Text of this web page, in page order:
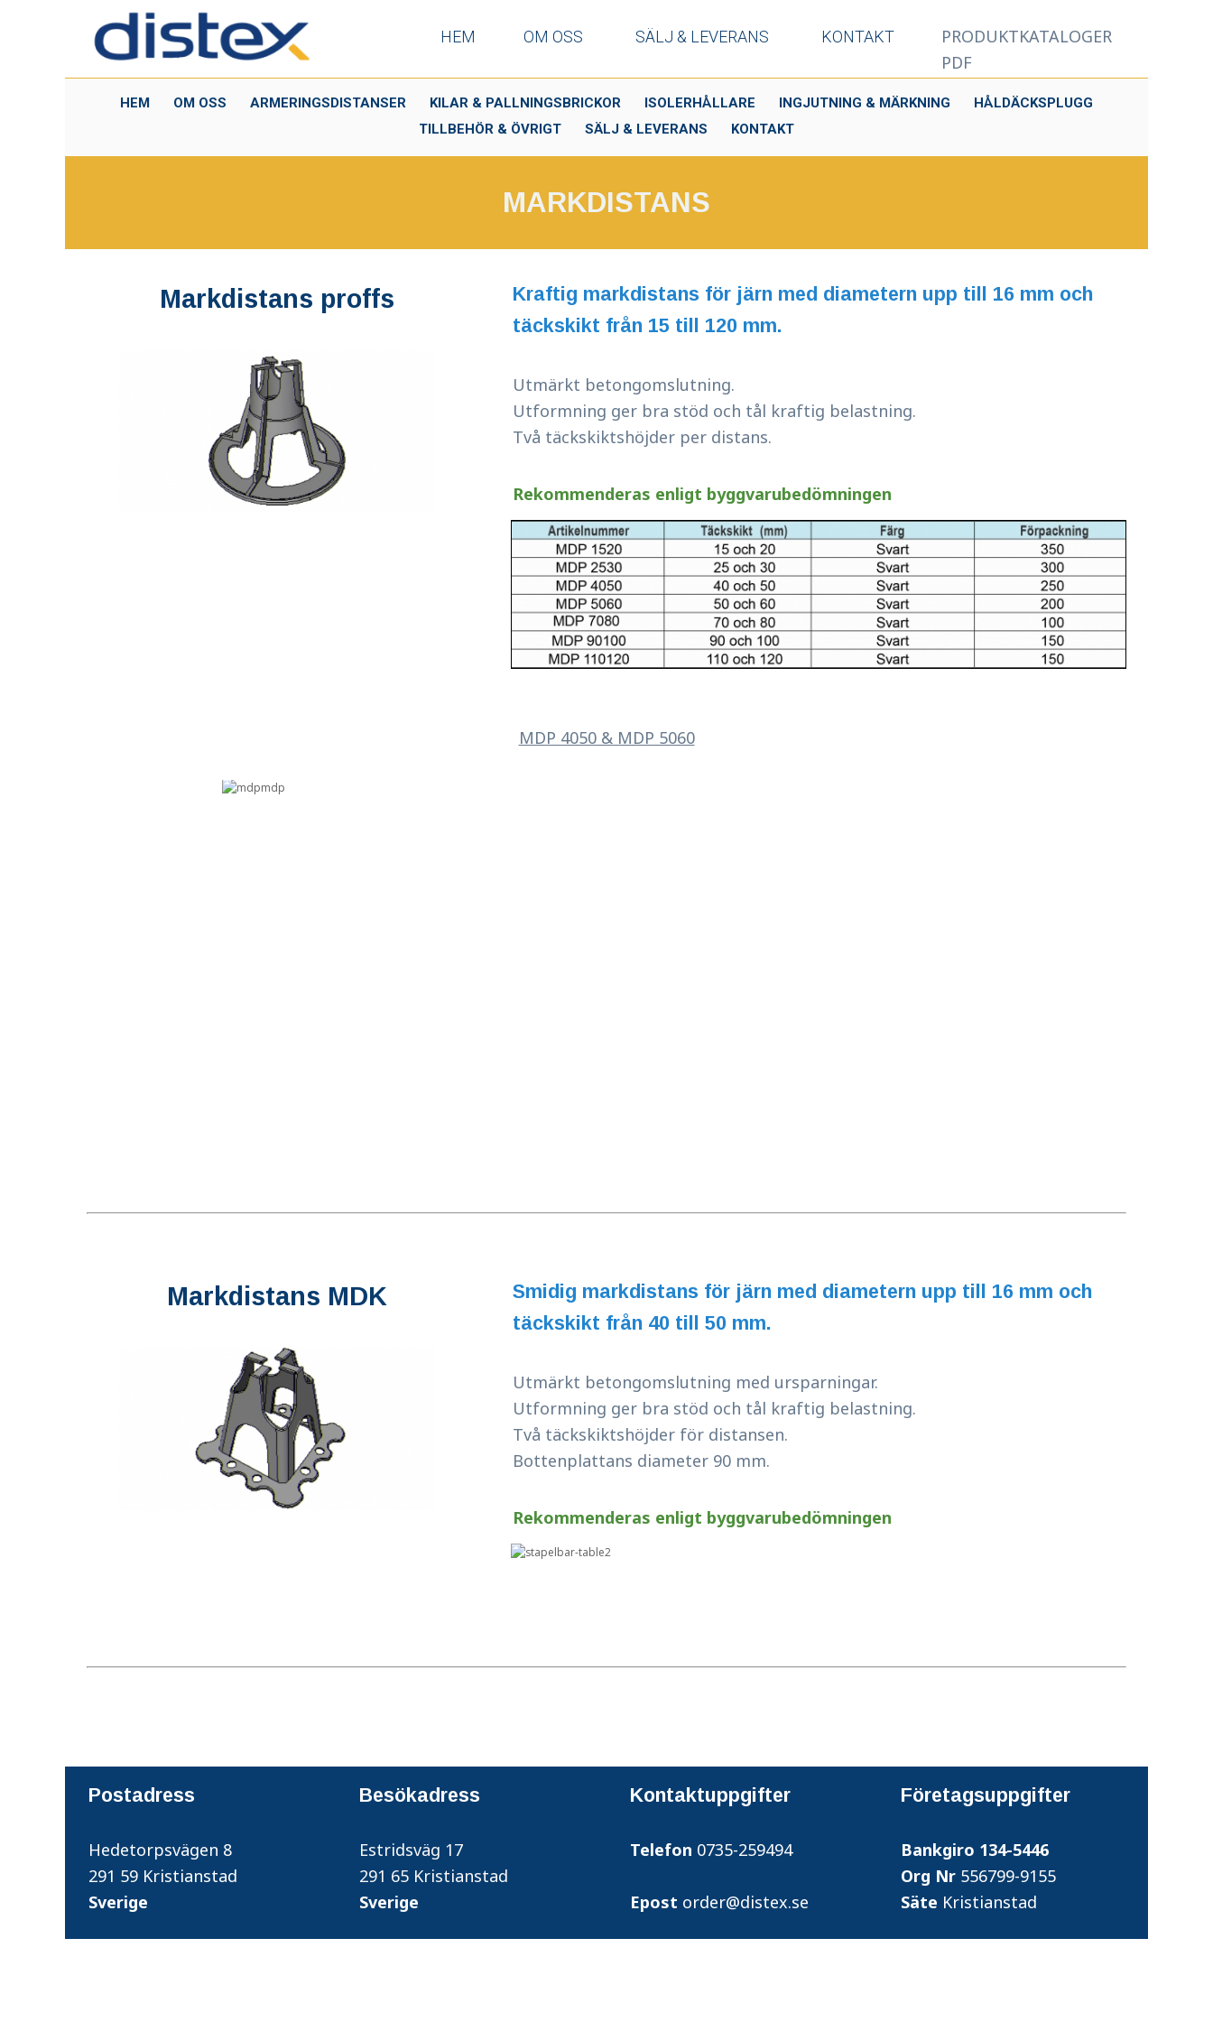
HEM OM OSS SÄLJ & LEVERANS KONTAKT
PRODUKTKATALOGER
PDF
HEM OM OSS ARMERINGSDISTANSER KILAR & PALLNINGSBRICKOR ISOLERHÅLLARE INGJUTNING & MÄRKNING
HÅLDÄCKSPLUGG
TILLBEHÖR & ÖVRIGT
SÄLJ & LEVERANS KONTAKT
MARKDISTANS
Markdistans proffs
Kraftig markdistans för järn med diametern upp till 16 mm och
täckskikt från 15 till 120 mm.
Utmärkt betongomslutning.
Utformning ger bra stöd och tål kraftig belastning.
Två täckskiktshöjder per distans.
Rekommenderas enligt byggvarubedömningen
MDP 4050 & MDP 5060
Markdistans MDK
Smidig markdistans för järn med diametern upp till 16 mm och
täckskikt från 40 till 50 mm.
​​​​​​​​​​​​​​Utmärkt betongomslutning med ursparningar.
Utformning ger bra stöd och tål kraftig belastning.
Två täckskiktshöjder för distansen.
​​​​​​​Bottenplattans diameter 90 mm.
Rekommenderas enligt byggvarubedömningen
Postadress
Hedetorpsvägen 8
291 59 Kristianstad
Sverige
Besökadress
Estridsväg 17
291 65 Kristianstad
​​​​​​​Sverige
Kontaktuppgifter
Telefon 0735-259494
Epost order@distex.se
Företagsuppgifter
Bankgiro 134-5446
Org Nr 556799-9155
Säte Kristianstad